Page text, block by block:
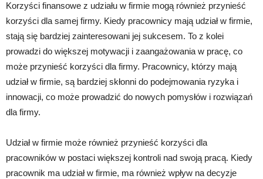
Korzyści finansowe z udziału w firmie mogą również przynieść
korzyści dla samej firmy. Kiedy pracownicy mają udział w firmie,
stają się bardziej zainteresowani jej sukcesem. To z kolei
prowadzi do większej motywacji i zaangażowania w pracę, co
może przynieść korzyści dla firmy. Pracownicy, którzy mają
udział w firmie, są bardziej skłonni do podejmowania ryzyka i
innowacji, co może prowadzić do nowych pomysłów i rozwiązań
dla firmy.
Udział w firmie może również przynieść korzyści dla
pracowników w postaci większej kontroli nad swoją pracą. Kiedy
pracownik ma udział w firmie, ma również wpływ na decyzje